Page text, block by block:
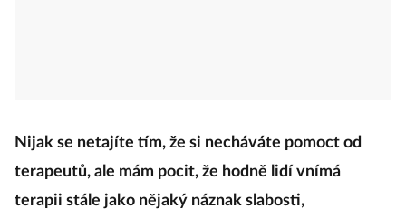
Nijak se netajíte tím, že si necháváte pomoct od
terapeutů, ale mám pocit, že hodně lidí vnímá
terapii stále jako nějaký náznak slabosti,